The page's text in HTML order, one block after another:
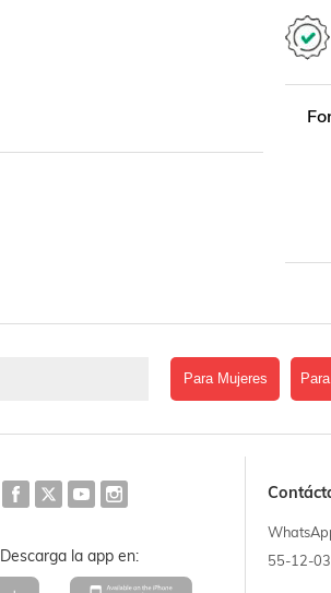
Para Mujeres
Descarga la app en:
55-12-